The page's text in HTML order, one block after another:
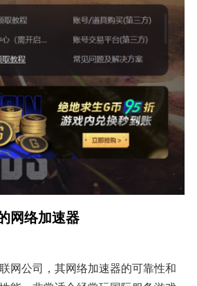
网络加速器
网公司，其网络加速器的可靠性和